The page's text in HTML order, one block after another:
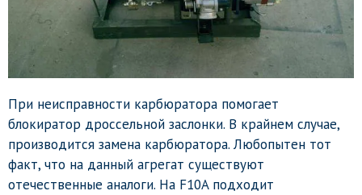
При неисправности карбюратора помогает
блокиратор дроссельной заслонки. В крайнем случае,
производится замена карбюратора. Любопытен тот
факт, что на данный агрегат существуют
отечественные аналоги. На F10A подходит